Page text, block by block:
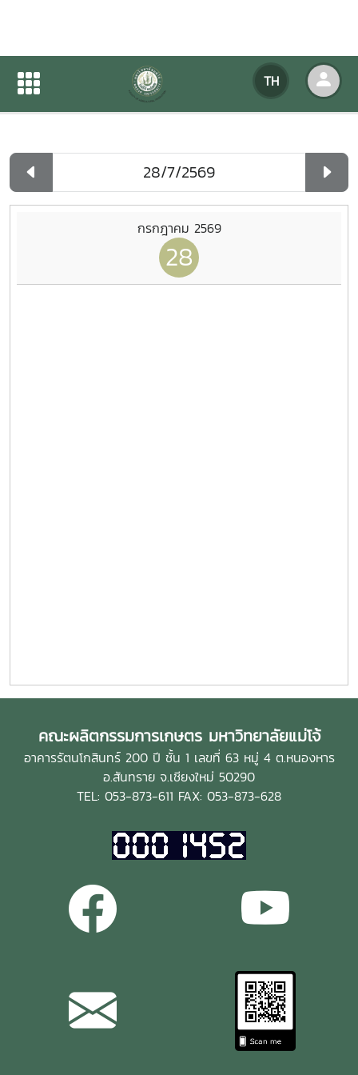
TH
ปฏิทินกิจกรรมของหน่วยงาน
ปฏิทินกิจกรรมของหน่วยงาน
กรกฎาคม 2569
28
คณะผลิตกรรมการเกษตร มหาวิทยาลัยแม่โจ้
อาคารรัตนโกสินทร์ 200 ปี ชั้น 1 เลขที่ 63 หมู่ 4 ต.หนองหาร
อ.สันทราย จ.เชียงใหม่ 50290
TEL: 053-873-611 FAX: 053-873-628